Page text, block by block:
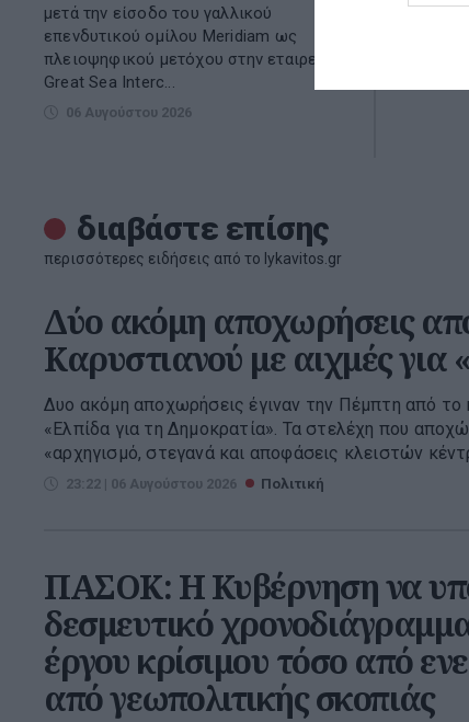
μετά την είσοδο του γαλλικού
επενδυτικού ομίλου Meridiam ως
πλειοψηφικού μετόχου στην εταιρεία
Great Sea Interc...
06 Αυγούστου 2026
διαβάστε επίσης
περισσότερες ειδήσεις από το lykavitos.gr
Δύο ακόμη αποχωρήσεις
Καρυστιανού με αιχμές για
Δυο ακόμη αποχωρήσεις έγιναν την Πέμπτη από
«Ελπίδα για τη Δημοκρατία». Τα στελέχη που
«αρχηγισμό, στεγανά και αποφάσεις κλειστών
23:22 | 06 Αυγούστου 2026 Πολιτική
ΠΑΣΟΚ: Η Κυβέρνηση να
δεσμευτικό
έργου κρίσιμου τόσο από
από γεωπολιτικής σκοπιάς